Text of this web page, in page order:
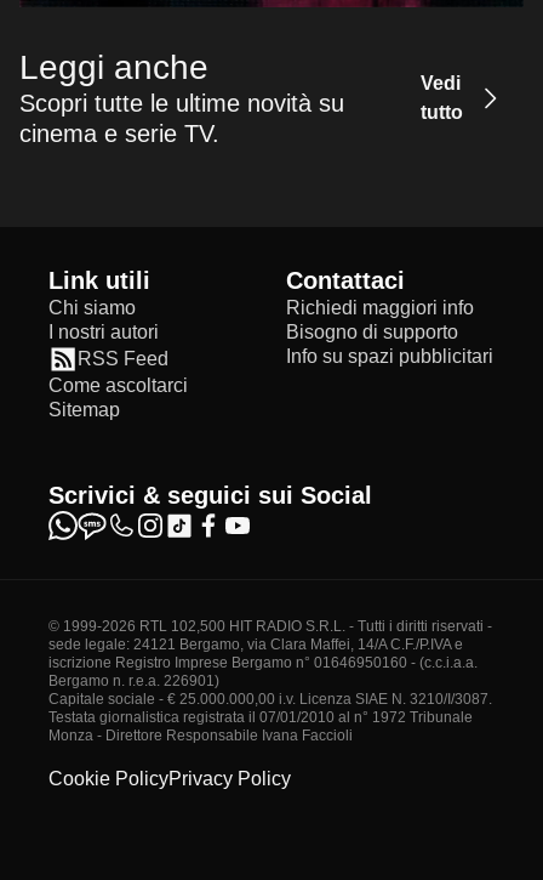
Leggi anche
Scopri tutte le ultime novità su
cinema e serie TV.
Vedi
tutto
Link utili
Chi siamo
I nostri autori
RSS Feed
Come ascoltarci
Sitemap
Contattaci
Richiedi maggiori info
Bisogno di supporto
Info su spazi pubblicitari
Scrivici & seguici sui Social
© 1999-2026 RTL 102,500 HIT RADIO S.R.L. - Tutti i diritti riservati -
sede legale: 24121 Bergamo, via Clara Maffei, 14/A C.F./P.IVA e
iscrizione Registro Imprese Bergamo n° 01646950160 - (c.c.i.a.a.
Bergamo n. r.e.a. 226901)
Capitale sociale - € 25.000.000,00 i.v. Licenza SIAE N. 3210/I/3087.
Testata giornalistica registrata il 07/01/2010 al n° 1972 Tribunale
Monza - Direttore Responsabile Ivana Faccioli
Cookie PolicyPrivacy Policy